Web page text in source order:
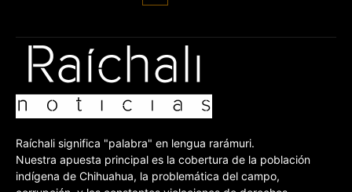
Raíchali significa "palabra" en lengua rarámuri.
Nuestra apuesta principal es la cobertura de la población
indígena de Chihuahua, la problemática del campo,